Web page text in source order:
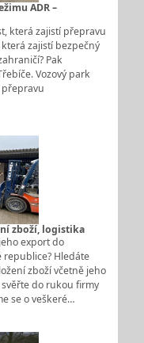
ADR –
která zajistí přepravu
zajistí bezpečný
Pak
Vozový park
zboží, logistika
export do
republice? Hledáte
zboží včetně jeho
do rukou firmy
se o veškeré…